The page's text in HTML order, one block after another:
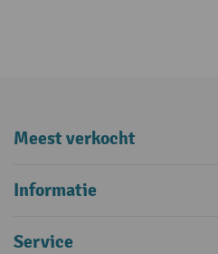
Meest verkocht
Informatie
Service